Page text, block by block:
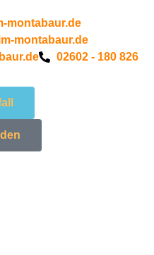
montabaur.de
montabaur.de
02602 - 180 826